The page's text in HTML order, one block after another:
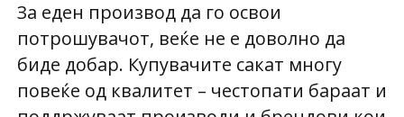
За еден производ да го освои
потрошувачот, веќе не е доволно да
биде добар. Купувачите сакат многу
повеќе од квалитет – честопати бараат и